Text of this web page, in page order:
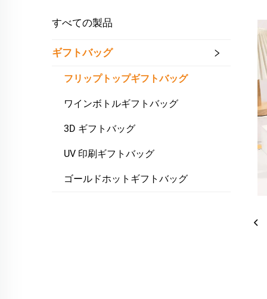
すべての製品
ギフトバッグ
フリップトップギフトバッグ
ワインボトルギフトバッグ
3D ギフトバッグ
UV 印刷ギフトバッグ
ゴールドホットギフトバッグ